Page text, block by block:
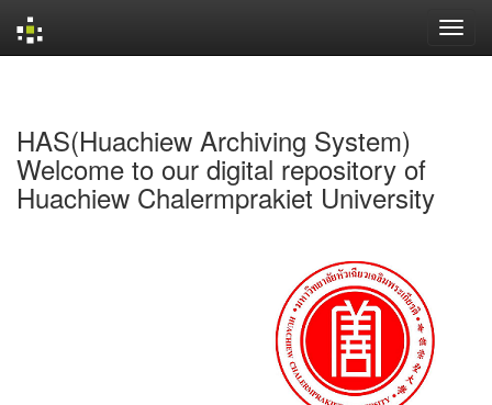
HAS(Huachiew Archiving System)
Welcome to our digital repository of
Huachiew Chalermprakiet University